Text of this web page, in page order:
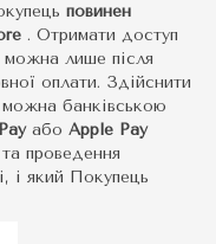
повинен
. Отримати доступ
можна лише після
оплати. Здійснити
можна банківською
або Apple Pay
проведення
і який Покупець